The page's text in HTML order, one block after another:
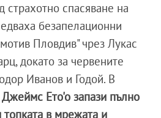
спасяване на
безапелационни
Пловдив" чрез Лукас
докато за червените
Иванов и Годой. В
Джеймс Ето'о запази пълно
в мрежата и